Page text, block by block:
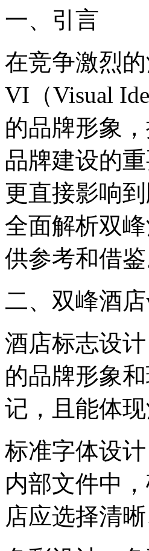
一、引言
在竞争激烈
VI（Visual
的品牌形象
品牌建设的
更直接影响
全面解析双
供参考和借鉴
二、双峰酒
酒店标志设
的品牌形象
记，且能体
标准字体设
内部文件中
店应选择清